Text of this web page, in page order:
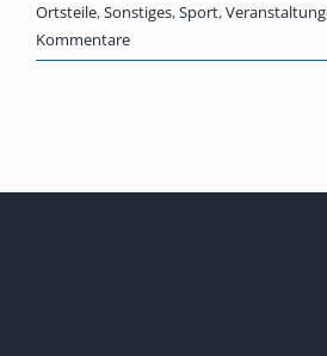
Ortsteile,Sonstiges,Sport,
Kommentare